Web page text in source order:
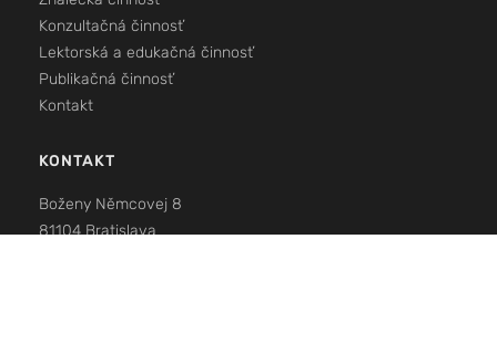
Konzultačná činnosť
Lektorská a edukačná činnosť
Publikačná činnosť
Kontakt
KONTAKT
Boženy Němcovej 8
81104 Bratislava